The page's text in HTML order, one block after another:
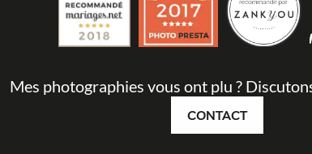
Mes photographies vous ont plu ?
CONTACT